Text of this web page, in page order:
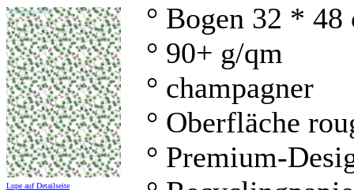
Lupe auf Detailseite
° Bogen 32 * 48
° 90+ g/qm
° champagner
° Oberfläche
° Premium-